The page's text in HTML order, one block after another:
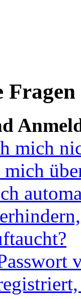
Fragen
mich